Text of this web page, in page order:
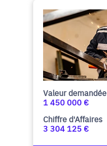
Valeur demandée
1 450 000 €
Chiffre d'Affaires
3 304 125 €